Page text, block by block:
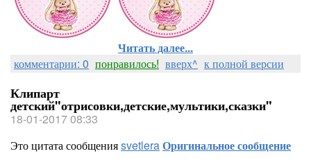
Читать далее...
комментарии: 0 понравилось! вверх^ к полной версии
Клипарт
детский"отрисовки,детские,мультики,сказки"
18-01-2017 08:33
Это цитата сообщенияsvetleraОригинальное сообщение